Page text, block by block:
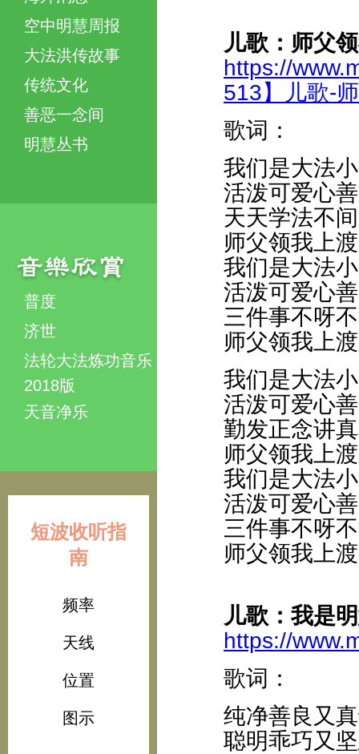
空中明慧周报
大法洪传故事
传统文化
善恶一念间
明慧丛书
普度
济世
法轮大法炼功音乐
2018版
天音净乐
短波收听指
南
频率
天线
位置
图示
儿歌：师父
https://
513】儿歌-
歌词：
我们是大法
活泼可爱心
天天学法不
师父领我上
我们是大法
活泼可爱心
三件事不呀
师父领我上
我们是大法
活泼可爱心
勤发正念讲
师父领我上
我们是大法
活泼可爱心
三件事不呀
师父领我上
儿歌：我是
https://
歌词：
纯净善良又
聪明乖巧又